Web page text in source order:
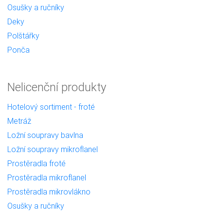
Osušky a ručníky
Deky
Polštářky
Ponča
Nelicenční produkty
Hotelový sortiment - froté
Metráž
Ložní soupravy bavlna
Ložní soupravy mikroflanel
Prostěradla froté
Prostěradla mikroflanel
Prostěradla mikrovlákno
Osušky a ručníky